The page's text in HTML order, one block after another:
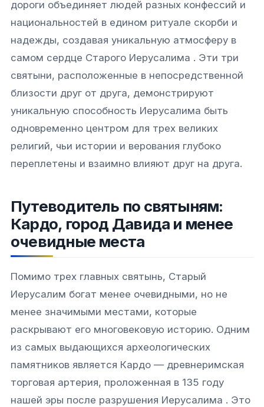
дороги объединяет людей разных конфессий и
национальностей в едином ритуале скорби и
надежды, создавая уникальную атмосферу в
самом сердце Старого Иерусалима . Эти три
святыни, расположенные в непосредственной
близости друг от друга, демонстрируют
уникальную способность Иерусалима быть
одновременно центром для трех великих
религий, чьи истории и верования глубоко
переплетены и взаимно влияют друг на друга.
Путеводитель по святыням:
Кардо, город Давида и менее
очевидные места
Помимо трех главных святынь, Старый
Иерусалим богат менее очевидными, но не
менее значимыми местами, которые
раскрывают его многовековую историю. Одним
из самых выдающихся археологических
памятников является Кардо — древнеримская
торговая артерия, проложенная в 135 году
нашей эры после разрушения Иерусалима . Это